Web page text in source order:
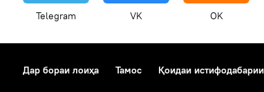
Telegram VK OK
Дар бораи лоиҳа Тамос Қоидаи